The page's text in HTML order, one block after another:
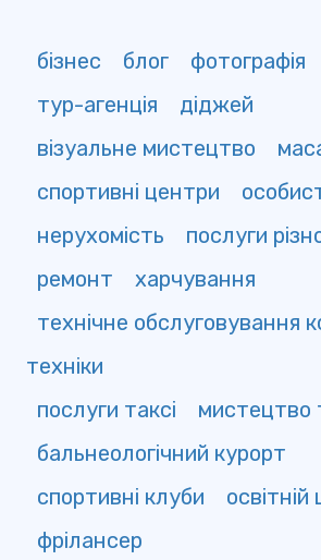
бізнес блог фотографія
тур-агенція
діджей
візуальне мистецтво
спортивні центри
нерухомість
послуги
ремонт
харчування
технічне обслуговування
техніки
послуги таксі
мистецтво
бальнеологічний курорт
спортивні клуби
фрілансер